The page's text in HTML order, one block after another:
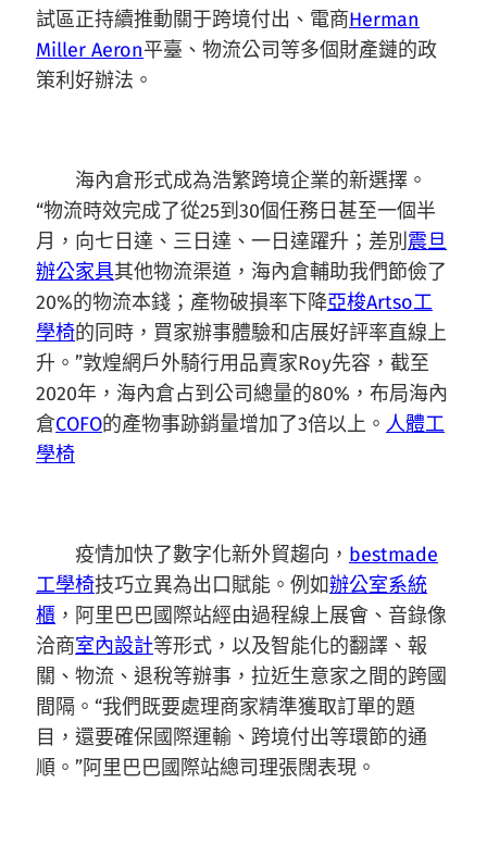
試區正持續推動關于跨境付出、電商Herman
Miller Aeron平臺、物流公司等多個財產鏈的政
策利好辦法。
海內倉形式成為浩繁跨境企業的新選擇。
“物流時效完成了從25到30個任務日甚至一個半
月，向七日達、三日達、一日達躍升；差別 震旦
辦公家具其他物流渠道，海內倉輔助我們節儉了
20%的物流本錢；產物破損率下降亞梭Artso工
學椅的同時，買家辦事體驗和店展好評率直線上
升。”敦煌網戶外騎行用品賣家Roy先容，截至
2020年，海內倉占到公司總量的80%，布局海內
倉COFO的產物事跡銷量增加了3倍以上。 人體工
學椅
疫情加快了數字化新外貿趨向， bestmade
工學椅技巧立異為出口賦能。例如辦公室系統
櫃 ，阿里巴巴國際站經由過程線上展會、音錄像
洽商室內設計等形式，以及智能化的翻譯、報
關、物流、退稅等辦事，拉近生意家之間的跨國
間隔。“我們既要處理商家精準獲取訂單的題
目，還要確保國際運輸、跨境付出等環節的通
順。”阿里巴巴國際站總司理張闊表現。